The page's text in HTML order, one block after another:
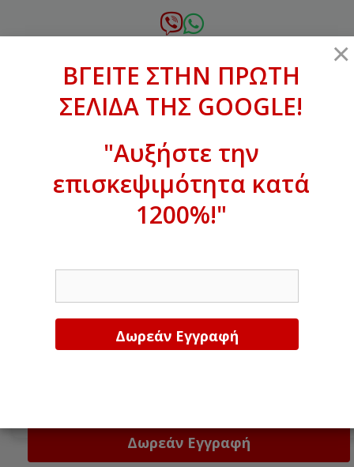
σε
xanthogenous@gmail.com
ΒΓΕΙΤΕ ΣΤΗΝ ΠΡΩΤΗ ΣΕΛΙΔΑ ΤΗΣ
GOOGLE!
×
ΒΓΕΙΤΕ ΣΤΗΝ ΠΡΩΤΗ
ΣΕΛΙΔΑ ΤΗΣ GOOGLE!
"Αυξήστε την
επισκεψιμότητα κατά
1200%!"